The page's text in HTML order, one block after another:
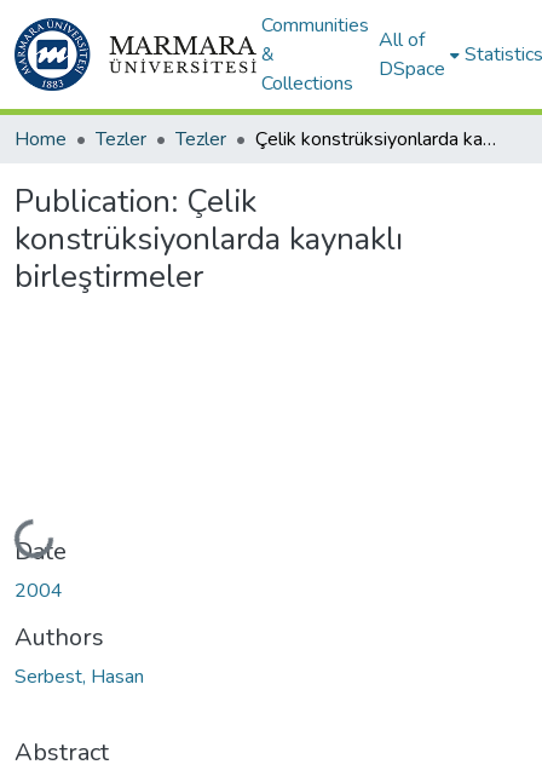
Communities
&
Collections
All of
DSpace
Statistics
Home Tezler Tezler Çelik konstrüksiyonlarda kaynaklı birleştirmeler
Publication: Çelik
konstrüksiyonlarda kaynaklı
birleştirmeler
Loading...
Date
2004
Authors
Serbest, Hasan
Abstract